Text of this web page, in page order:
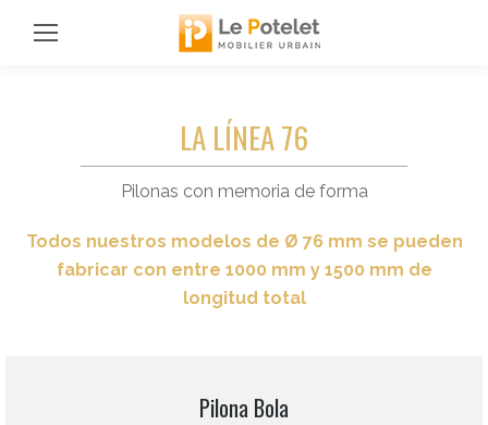
LA LÍNEA 76
Pilonas con memoria de forma
Todos nuestros modelos de Ø 76 mm se pueden
fabricar con entre 1000 mm y 1500 mm de
longitud total
Pilona Bola